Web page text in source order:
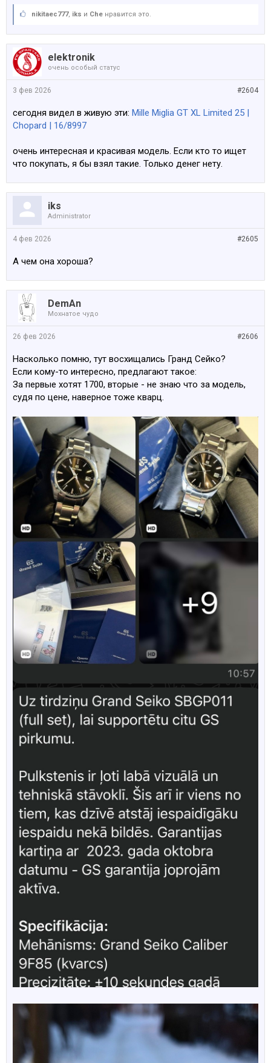
nikitaec777, iks и Che нравится это.
elektronik
очень особый статус
#2604
3 фев 2026
сегодня видел в живую эти: Mille Miglia GT XL Limited 25 |
Chopard | 16/8997
очень интересная и красивая модель. Если кто то ищет
что покупать, я бы взял такие. Только денег нету.
iks
Administrator
#2605
4 фев 2026
А чем она хороша?
DemAn
Мохнатое чудо
#2606
26 фев 2026
Насколько помню, тут восхищались Гранд Сейко?
Если кому-то интересно, предлагают такое:
За первые хотят 1700, вторые - не знаю что за модель,
судя по цене, наверное тоже кварц.